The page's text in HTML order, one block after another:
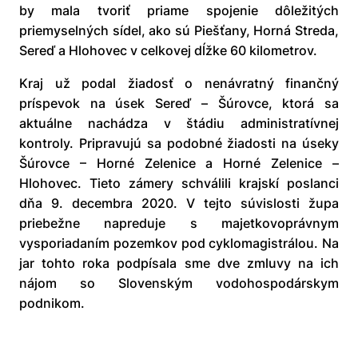
by mala tvoriť priame spojenie dôležitých
priemyselných sídel, ako sú Piešťany, Horná Streda,
Sereď a Hlohovec v celkovej dĺžke 60 kilometrov.
Kraj už podal žiadosť o nenávratný finančný
príspevok na úsek Sereď – Šúrovce, ktorá sa
aktuálne nachádza v štádiu administratívnej
kontroly. Pripravujú sa podobné žiadosti na úseky
Šúrovce – Horné Zelenice a Horné Zelenice –
Hlohovec. Tieto zámery schválili krajskí poslanci
dňa 9. decembra 2020. V tejto súvislosti župa
priebežne napreduje s majetkovoprávnym
vysporiadaním pozemkov pod cyklomagistrálou. Na
jar tohto roka podpísala sme dve zmluvy na ich
nájom so Slovenským vodohospodárskym
podnikom.